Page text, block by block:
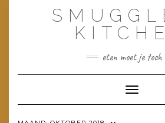
eten moet je toch
Toggle